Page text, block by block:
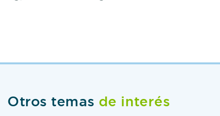
Otros temas de interés